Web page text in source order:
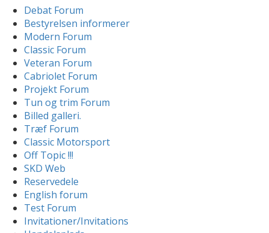
Debat Forum
Bestyrelsen informerer
Modern Forum
Classic Forum
Veteran Forum
Cabriolet Forum
Projekt Forum
Tun og trim Forum
Billed galleri.
Træf Forum
Classic Motorsport
Off Topic !!!
SKD Web
Reservedele
English forum
Test Forum
Invitationer/Invitations